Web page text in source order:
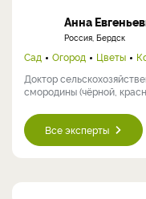
Анна
Россия, Бердск
Сад Огород Цветы
Доктор
смородины (чёрной,
Все эксперты